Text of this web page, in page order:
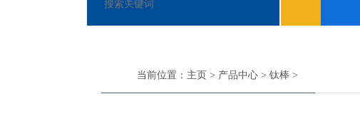
当前位置： 主页 > 产品中心 > 钛棒 >